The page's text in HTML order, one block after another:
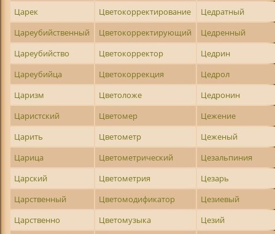
Царек
Цветокорректирование
Цедратный
Цареубийственный
Цветокорректирующий
Цедренный
Цареубийство
Цветокорректор
Цедрин
Цареубийца
Цветокоррекция
Цедрол
Царизм
Цветоложе
Цедронин
Царистский
Цветомер
Цежение
Царить
Цветометр
Цеженый
Царица
Цветометрический
Цезальпиния
Царский
Цветометрия
Цезарь
Царственный
Цветомодификатор
Цезиевый
Царственно
Цветомузыка
Цезий